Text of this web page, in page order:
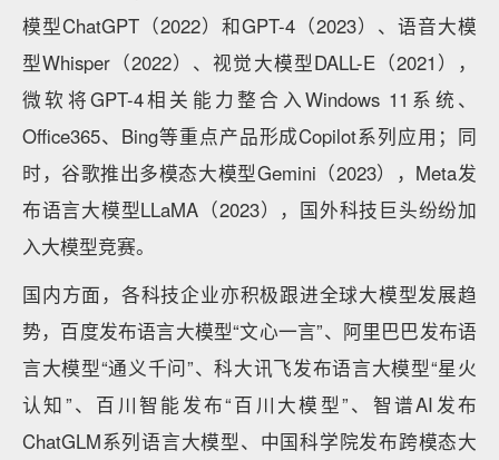
模型ChatGPT（2022）和GPT-4（2023）、语音大模
型Whisper（2022）、视觉大模型DALL-E（2021），
微软将GPT-4相关能力整合入Windows 11系统、
Office365、Bing等重点产品形成Copilot系列应用；同
时，谷歌推出多模态大模型Gemini（2023），Meta发
布语言大模型LLaMA（2023），国外科技巨头纷纷加
入大模型竞赛。
国内方面，各科技企业亦积极跟进全球大模型发展趋
势，百度发布语言大模型“文心一言”、阿里巴巴发布语
言大模型“通义千问”、科大讯飞发布语言大模型“星火
认知”、百川智能发布“百川大模型”、智谱AI发布
ChatGLM系列语言大模型、中国科学院发布跨模态大